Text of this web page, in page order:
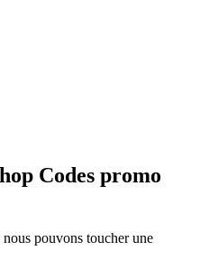
Codes promo
pouvons toucher une